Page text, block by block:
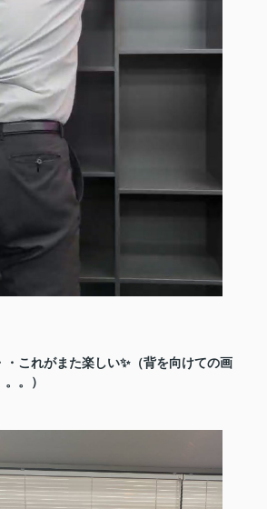
これがまた楽しい✨（背を向けての画
。）